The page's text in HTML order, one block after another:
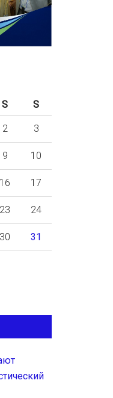
S S
2 3
9 10
16 17
23 24
30 31